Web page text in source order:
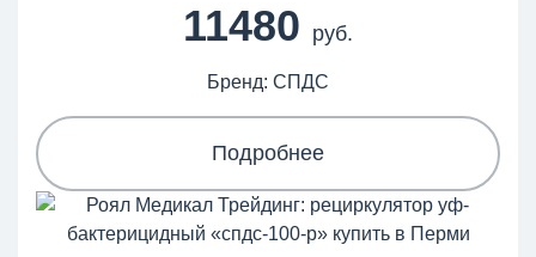
11480 руб.
Бренд: СПДС
Подробнее